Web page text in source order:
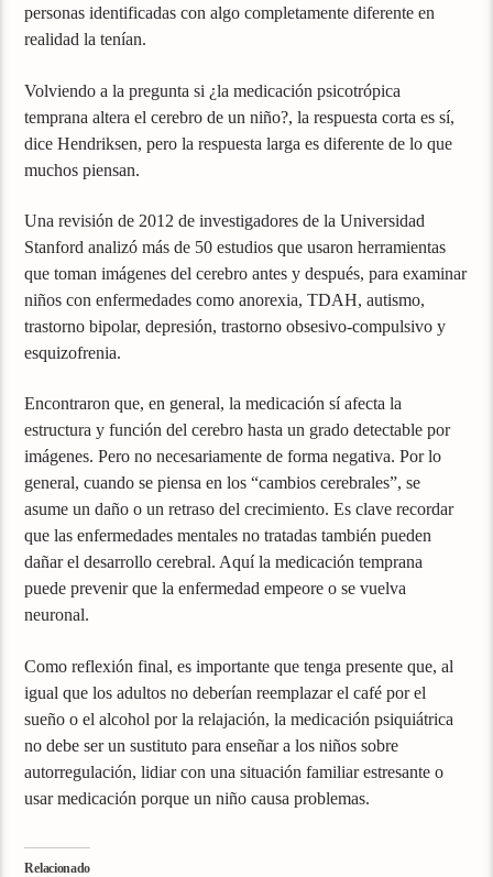
personas identificadas con algo completamente diferente en
realidad la tenían.
Volviendo a la pregunta si ¿la medicación psicotrópica
temprana altera el cerebro de un niño?, la respuesta corta es sí,
dice Hendriksen, pero la respuesta larga es diferente de lo que
muchos piensan.
Una revisión de 2012 de investigadores de la Universidad
Stanford analizó más de 50 estudios que usaron herramientas
que toman imágenes del cerebro antes y después, para examinar
niños con enfermedades como anorexia, TDAH, autismo,
trastorno bipolar, depresión, trastorno obsesivo-compulsivo y
esquizofrenia.
Encontraron que, en general, la medicación sí afecta la
estructura y función del cerebro hasta un grado detectable por
imágenes. Pero no necesariamente de forma negativa. Por lo
general, cuando se piensa en los “cambios cerebrales”, se
asume un daño o un retraso del crecimiento. Es clave recordar
que las enfermedades mentales no tratadas también pueden
dañar el desarrollo cerebral. Aquí la medicación temprana
puede prevenir que la enfermedad empeore o se vuelva
neuronal.
Como reflexión final, es importante que tenga presente que, al
igual que los adultos no deberían reemplazar el café por el
sueño o el alcohol por la relajación, la medicación psiquiátrica
no debe ser un sustituto para enseñar a los niños sobre
autorregulación, lidiar con una situación familiar estresante o
usar medicación porque un niño causa problemas.
Relacionado